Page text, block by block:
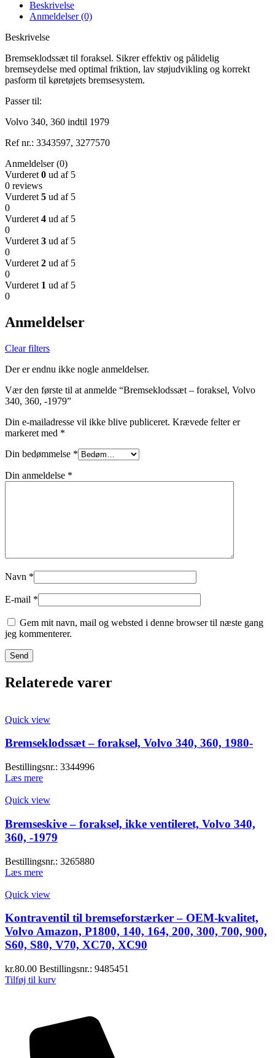
Beskrivelse
Anmeldelser (0)
Beskrivelse
Bremseklodssæt til foraksel. Sikrer effektiv og pålidelig
bremseydelse med optimal friktion, lav støjudvikling og korrekt
pasform til køretøjets bremsesystem.
Passer til:
Volvo 340, 360 indtil 1979
Ref nr.: 3343597, 3277570
Anmeldelser (0)
Vurderet 0 ud af 5
0 reviews
Vurderet 5 ud af 5
0
Vurderet 4 ud af 5
0
Vurderet 3 ud af 5
0
Vurderet 2 ud af 5
0
Vurderet 1 ud af 5
0
Anmeldelser
Clear filters
Der er endnu ikke nogle anmeldelser.
Vær den første til at anmelde “Bremseklodssæt – foraksel, Volvo
340, 360, -1979”
Din e-mailadresse vil ikke blive publiceret. Krævede felter er
markeret med *
Din bedømmelse *
Din anmeldelse *
Navn *
E-mail *
Gem mit navn, mail og websted i denne browser til næste gang
jeg kommenterer.
Relaterede varer
Quick view
Bremseklodssæt – foraksel, Volvo 340, 360, 1980-
Bestillingsnr.: 3344996
Læs mere
Quick view
Bremseskive – foraksel, ikke ventileret, Volvo 340,
360, -1979
Bestillingsnr.: 3265880
Læs mere
Quick view
Kontraventil til bremseforstærker – OEM-kvalitet,
Volvo Amazon, P1800, 140, 164, 200, 300, 700, 900,
S60, S80, V70, XC70, XC90
kr.80.00 Bestillingsnr.: 9485451
Tilføj til kurv